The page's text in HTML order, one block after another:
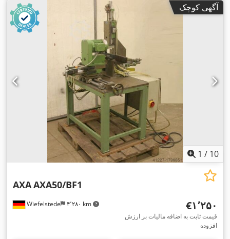
آگهی کوچک
1 / 10
Wiefelstede ۴٬۲۸۰ km
AXAAXA50/BF1
‎€۱٬۲۵۰
قیمت ثابت به اضافه مالیات بر ارزش
افزوده